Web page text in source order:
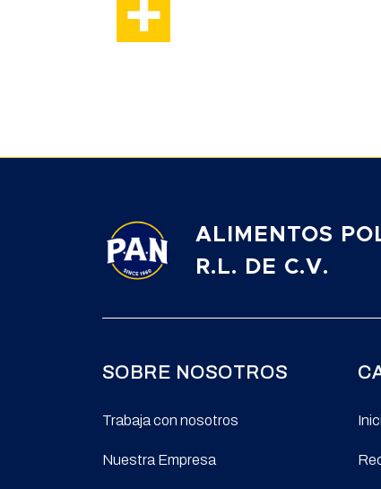
ALIMENTOS
R.L. DE C.V.
SOBRE NOSOTROS
Trabaja con nosotros
Nuestra Empresa